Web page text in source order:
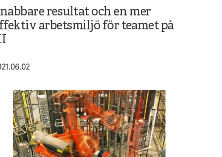
resultat och en mer
arbetsmiljö för teamet på